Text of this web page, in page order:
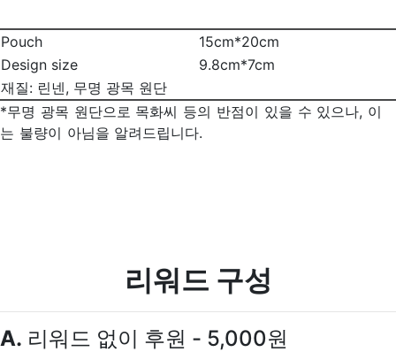
Pouch
15cm*20cm
Design size
9.8cm*7cm
재질: 린넨, 무명 광목 원단
*무명 광목 원단으로 목화씨 등의 반점이 있을 수 있으나, 이
는 불량이 아님을 알려드립니다.
리워드 구성
A. 리워드 없이 후원 - 5,000원